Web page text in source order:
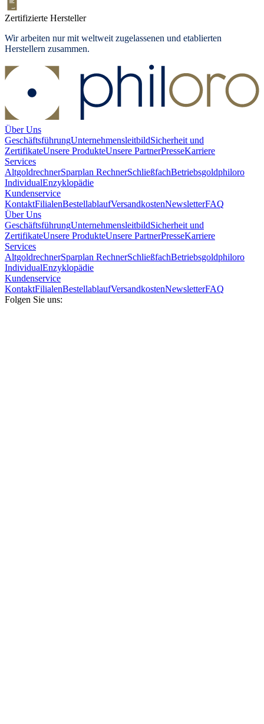
Zertifizierte Hersteller
Wir arbeiten nur mit weltweit zugelassenen und etablierten
Herstellern zusammen.
Über Uns
GeschäftsführungUnternehmensleitbildSicherheit und
ZertifikateUnsere ProdukteUnsere PartnerPresseKarriere
Services
AltgoldrechnerSparplan RechnerSchließfachBetriebsgoldphiloro
IndividualEnzyklopädie
Kundenservice
KontaktFilialenBestellablaufVersandkostenNewsletterFAQ
Über Uns
GeschäftsführungUnternehmensleitbildSicherheit und
ZertifikateUnsere ProdukteUnsere PartnerPresseKarriere
Services
AltgoldrechnerSparplan RechnerSchließfachBetriebsgoldphiloro
IndividualEnzyklopädie
Kundenservice
KontaktFilialenBestellablaufVersandkostenNewsletterFAQ
Folgen Sie uns: